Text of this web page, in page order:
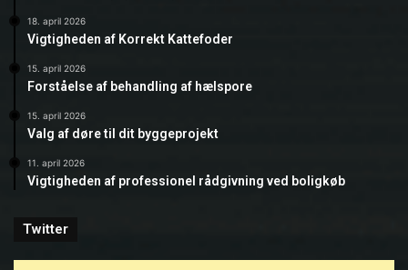
18. april 2026
Vigtigheden af Korrekt Kattefoder
15. april 2026
Forståelse af behandling af hælspore
15. april 2026
Valg af døre til dit byggeprojekt
11. april 2026
Vigtigheden af professionel rådgivning ved boligkøb
Twitter